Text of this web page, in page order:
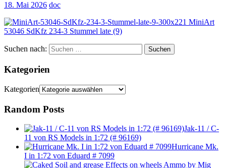
18. Mai 2026 doc
Suchen nach: Suchen
Kategorien
Kategorien
Random Posts
Jak-11 / C-
11 von RS Models in 1:72 (# 96169)
Hurricane Mk.
I in 1:72 von Eduard # 7099